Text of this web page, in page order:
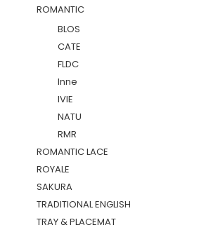
ROMANTIC
BLOS
CATE
FLDC
Inne
IVIE
NATU
RMR
ROMANTIC LACE
ROYALE
SAKURA
TRADITIONAL ENGLISH
TRAY & PLACEMAT